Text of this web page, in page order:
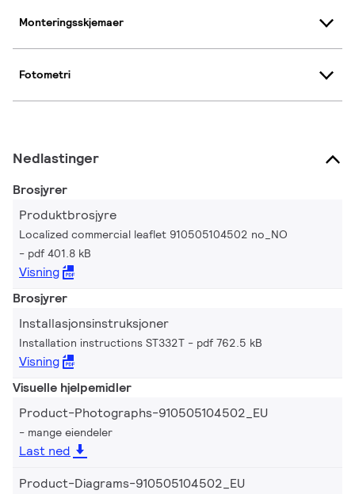
Monteringsskjemaer
Fotometri
Nedlastinger
Brosjyrer
Produktbrosjyre
Localized commercial leaflet 910505104502 no_NO
pdf 401.8 kB
Visning
Brosjyrer
Installasjonsinstruksjoner
Installation instructions ST332T pdf 762.5 kB
Visning
Visuelle hjelpemidler
Product-Photographs-910505104502_EU
mange eiendeler
Last ned
Product-Diagrams-910505104502_EU